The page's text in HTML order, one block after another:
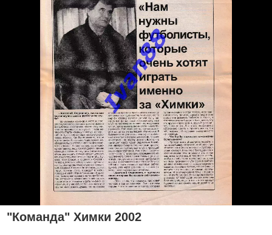
"Команда" Химки 2002